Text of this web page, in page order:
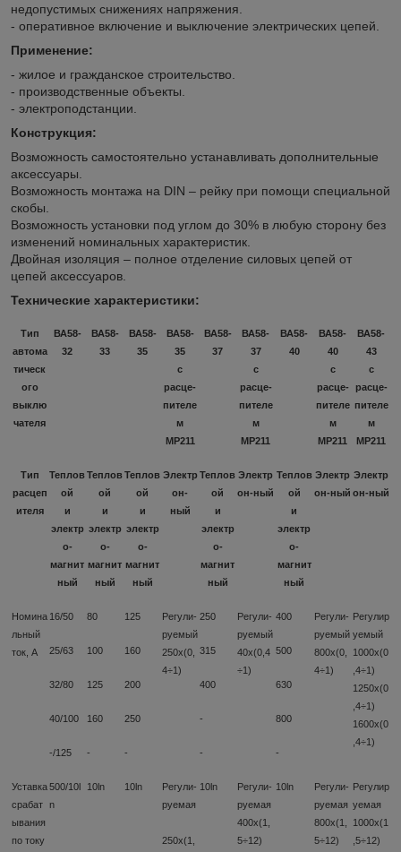
недопустимых снижениях напряжения.
- оперативное включение и выключение электрических цепей.
Применение:
- жилое и гражданское строительство.
- производственные объекты.
- электроподстанции.
Конструкция:
Возможность самостоятельно устанавливать дополнительные
аксессуары.
Возможность монтажа на DIN – рейку при помощи специальной
скобы.
Возможность установки под углом до 30% в любую сторону без
изменений номинальных характеристик.
Двойная изоляция – полное отделение силовых цепей от
цепей аксессуаров.
Технические характеристики:
Тип
автома
тическ
ого
выклю
чателя
ВА58-
32
ВА58-
33
ВА58-
35
ВА58-
35
с
расце-
пителе
м
МР211
ВА58-
37
ВА58-
37
с
расце-
пителе
м
МР211
ВА58-
40
ВА58-
40
с
расце-
пителе
м
МР211
ВА58-
43
с
расце-
пителе
м
МР211
Тип
расцеп
ителя
Теплов
ой
и
электр
о-
магнит
ный
Теплов
ой
и
электр
о-
магнит
ный
Теплов
ой
и
электр
о-
магнит
ный
Электр
он-
ный
Теплов
ой
и
электр
о-
магнит
ный
Электр
он-ный
Теплов
ой
и
электр
о-
магнит
ный
Электр
он-ный
Электр
он-ный
Номина
льный
ток, А
16/50 80 125
Регули-
руемый
250х(0,
4÷1)
250
Регули-
руемый
40х(0,4
÷1)
400
Регули-
руемый
800х(0,
4÷1)
Регулир
уемый
1000х(0
,4÷1)
1250х(0
,4÷1)
1600х(0
,4÷1)
25/63 100 160 315 500
32/80 125 200 400 630
40/100 160 250 - 800
-/125 - - - -
Уставка
срабат
ывания
по току
500/10l
n
10ln 10ln
Регули-
руемая
250х(1,
10ln
Регули-
руемая
400х(1,
5÷12)
10ln
Регули-
руемая
800х(1,
5÷12)
Регулир
уемая
1000х(1
,5÷12)